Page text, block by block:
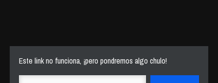
Este link no funciona, ¡pero pondremos algo chulo!